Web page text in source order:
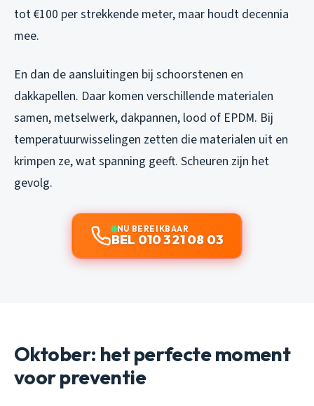
tot €100 per strekkende meter, maar houdt decennia
mee.
En dan de aansluitingen bij schoorstenen en
dakkapellen. Daar komen verschillende materialen
samen, metselwerk, dakpannen, lood of EPDM. Bij
temperatuurwisselingen zetten die materialen uit en
krimpen ze, wat spanning geeft. Scheuren zijn het
gevolg.
NU BEREIKBAAR
BEL 010 321 08 03
Oktober: het perfecte moment
voor preventie